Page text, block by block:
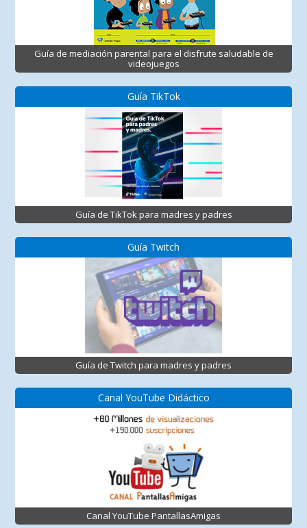
Guía de mediación parental para el disfrute saludable de
videojuegos
Guía TikTok
Guía de TikTok para madres y padres
Guía Twitch
Guía de Twitch para madres y padres
Canal YouTube Didáctico
Canal YouTube PantallasAmigas